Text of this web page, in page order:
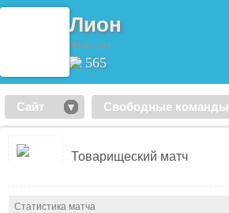
Лион
Франция
565
Сайт Свободные команды
Товарищеский матч
Статистика матча